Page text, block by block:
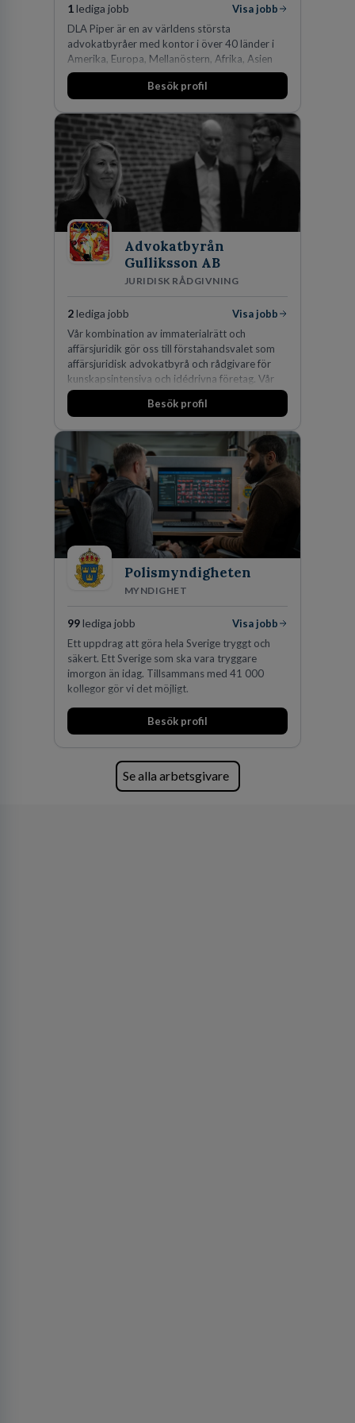
1lediga jobb
Visa jobb
DLA Piper är en av världens största
advokatbyråer med kontor i över 40 länder i
Amerika, Europa, Mellanöstern, Afrika, Asien
och Oceanien. Vi är specialister inom
affärsjuridikens alla områden och vi har några
fler än 450 jurister på fem kontor i Stockholm,
Köpenhamn, Århus, Oslo och Helsingfors kan vi
på DLA Piper erbjuda våra klienter en unik,
effektiv och gränsöverskridande nordisk
expertis. På vårt kontor i centrala Stockholm är
vi idag drygt 240 medarbetare.
Besök profil
Advokatbyrån
Gulliksson AB
JURIDISK RÅDGIVNING
2lediga jobb
Visa jobb
Vår kombination av immaterialrätt och
affärsjuridik gör oss till förstahandsvalet som
affärsjuridisk advokatbyrå och rådgivare för
kunskapsintensiva och idédrivna företag. Vår
expertis inom IP-tillgångar har gett oss en
marknadsledande position. Våra klienter väljer
skydda, utveckla och kommersialisera
företagets viktigaste tillgångar.
Besök profil
Polismyndigheten
MYNDIGHET
99lediga jobb
Visa jobb
Ett uppdrag att göra hela Sverige tryggt och
säkert. Ett Sverige som ska vara tryggare
imorgon än idag. Tillsammans med 41 000
kollegor gör vi det möjligt.
Besök profil
Se alla arbetsgivare